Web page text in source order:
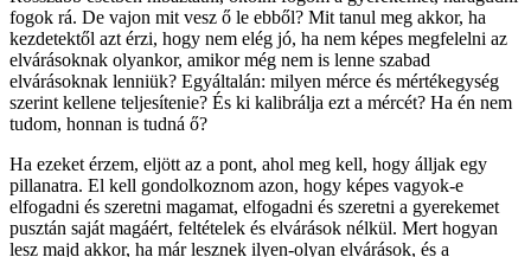
fogok rá. De vajon mit vesz ő le ebből? Mit tanul meg akkor, ha
kezdetektől azt érzi, hogy nem elég jó, ha nem képes megfelelni az
elvárásoknak olyankor, amikor még nem is lenne szabad
elvárásoknak lenniük? Egyáltalán: milyen mérce és mértékegység
szerint kellene teljesítenie? És ki kalibrálja ezt a mércét? Ha én nem
tudom, honnan is tudná ő?
Ha ezeket érzem, eljött az a pont, ahol meg kell, hogy álljak egy
pillanatra. El kell gondolkoznom azon, hogy képes vagyok-e
elfogadni és szeretni magamat, elfogadni és szeretni a gyerekemet
pusztán saját magáért, feltételek és elvárások nélkül. Mert hogyan
lesz majd akkor, ha már lesznek ilyen-olyan elvárások, és a